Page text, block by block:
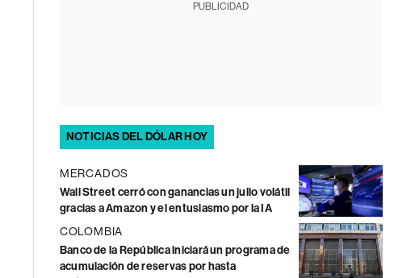
PUBLICIDAD
NOTICIAS DEL DÓLAR HOY
MERCADOS
Wall Street cerró con ganancias un julio volátil
gracias a Amazon y el entusiasmo por la IA
COLOMBIA
Banco de la República iniciará un programa de
acumulación de reservas por hasta